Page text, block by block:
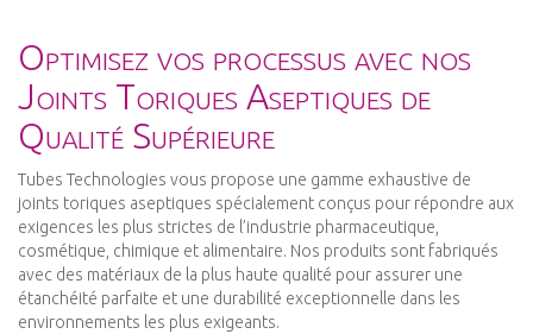
Optimisez vos processus avec nos
Joints Toriques Aseptiques de
Qualité Supérieure
Tubes Technologies vous propose une gamme exhaustive de
joints toriques aseptiques spécialement conçus pour répondre aux
exigences les plus strictes de l’industrie pharmaceutique,
cosmétique, chimique et alimentaire. Nos produits sont fabriqués
avec des matériaux de la plus haute qualité pour assurer une
étanchéité parfaite et une durabilité exceptionnelle dans les
environnements les plus exigeants.